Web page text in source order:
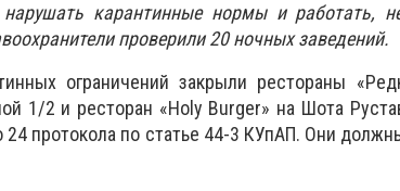
карантинные нормы и работать,
проверили 20 ночных заведений.
ограничений закрыли рестораны
1/2 и ресторан «Holy Burger» на Шота
24 протокола по статье 44-3 КУпАП. Они